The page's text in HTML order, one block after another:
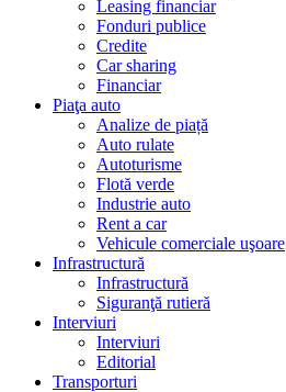
Leasing financiar
Fonduri publice
Credite
Car sharing
Financiar
Piaţa auto
Analize de piață
Auto rulate
Autoturisme
Flotă verde
Industrie auto
Rent a car
Vehicule comerciale uşoare
Infrastructură
Infrastructură
Siguranţă rutieră
Interviuri
Interviuri
Editorial
Transporturi